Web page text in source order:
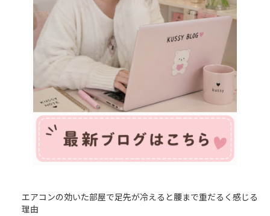
エアコンの効いた部屋で足先が冷えると腰まで重だるく感じる
理由